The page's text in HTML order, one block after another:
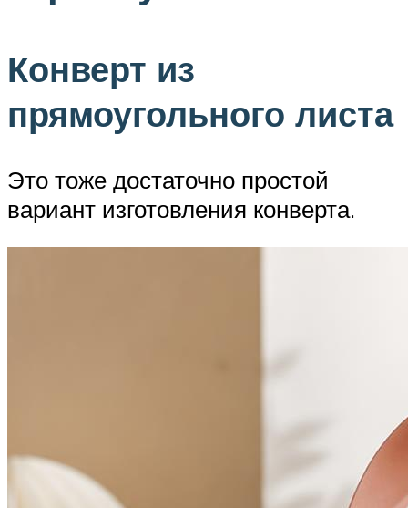
Конверт из
прямоугольного листа
Это тоже достаточно простой
вариант изготовления конверта.